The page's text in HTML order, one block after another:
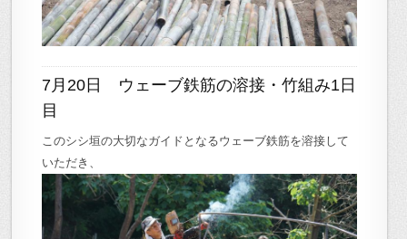
7月20日 ウェーブ鉄筋の溶接・竹組み1日
目
このシシ垣の大切なガイドとなるウェーブ鉄筋を溶接して
いただき、